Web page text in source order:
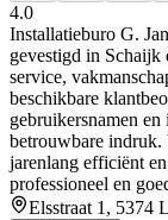
4.0
Installatieburo G.
gevestigd in
service,
beschikbare
gebruikersnamen
betrouwbare
jarenlang efficiënt
professioneel en
Elsstraat 1, 5374